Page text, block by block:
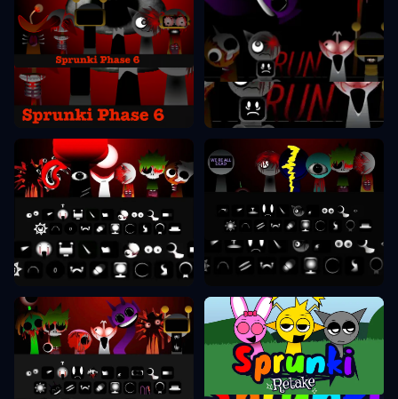
Sprunki Faas 6
Sprunki Faas 7
Sprunki Faas 8 Sprunki Faas 9